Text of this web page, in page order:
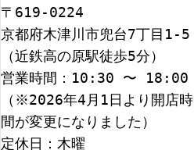
〒619-0224
京都府木津川市兜台7丁目1-5
（近鉄高の原駅徒歩5分）
営業時間：10:30 〜 18:00
（※2026年4月1日より開店時
間が変更になりました）
定休日：木曜